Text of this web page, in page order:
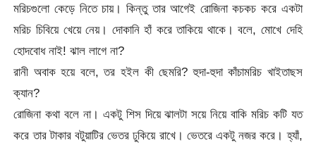
মরিচগুলো কেড়ে নিতে চায়। কিন্তু তার আগেই রোজিনা কচকচ করে একটা
মরিচ চিবিয়ে খেয়ে নেয়। দোকানি হাঁ করে তাকিয়ে থাকে। বলে, মোখে দেহি
হোদবোধ নাই! ঝাল লাগে না?
রানী অবাক হয়ে বলে, তর হইল কী ছেমরি? হুদা-হুদা কাঁচামরিচ খাইতাছস
ক্যান?
রোজিনা কথা বলে না। একটু শিস দিয়ে ঝালটা সয়ে নিয়ে বাকি মরিচ কটি যত
করে তার টাকার বটুয়াটির ভেতর ঢুকিয়ে রাখে। ভেতরে একটু নজর করে। হ্যাঁ,